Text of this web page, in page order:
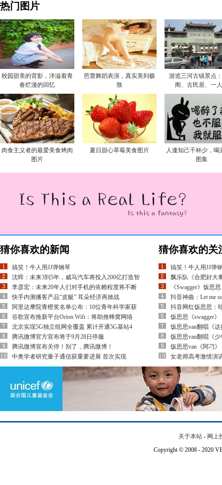
热门图片
校园甜美的背影，洋溢着青
春烂漫的回忆
芭蕾舞蹈表演，真实美到极
致
游览三河古镇景点
阁、古民居、一
肉食主义者的最爱美食烤肉
图片
夏日甜心草莓美食图片
人逢知己千杯少，喝
图集
猜你喜欢的新闻
搞笑！牛人用JJ弹钢琴
沈晖：未来3到5年，威马汽车将投入200亿打造智
李彦宏：未来20年人们对手机的依赖程度将不断
快手内测播客产品“皮艇” 耳朵经济再掀战
阿里达摩院青橙奖名单公布：10位青年科学家获
谷歌宣布推新平台Orion Wifi：将助推蜂窝网络
北京实现5G独立组网全覆盖 累计开通5G基站4
腾讯微博官方宣布将于9月28日停服
腾讯微博宣布关停！别了，腾讯微博！
中奥学者研究量子通信获重要进展 首次实现
猜你喜欢的关
搞笑！牛人用JJ弹
飘乐队《合肥好大
《Swagger》饭思
抖音神曲：Let me
抖音网红饭思思：
饭思思《swagger
饭思思van翻唱《
饭思思van翻唱《少
饭思思van《阿刁
女老师高考激情演
关于本站 - 网上
Copyright © 2008 - 2020